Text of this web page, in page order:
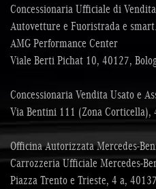
Concessionaria Ufficiale di
Autovetture e Fuoristrada e smart.
AMG Performance Center
Viale Berti Pichat 10, 40127,
Concessionaria Vendita Usato e
Via Bentini 111 (Zona Corticella),
Officina Autorizzata Mercedes-
Carrozzeria Ufficiale Mercedes-
Piazza Trento e Trieste, 4 a,